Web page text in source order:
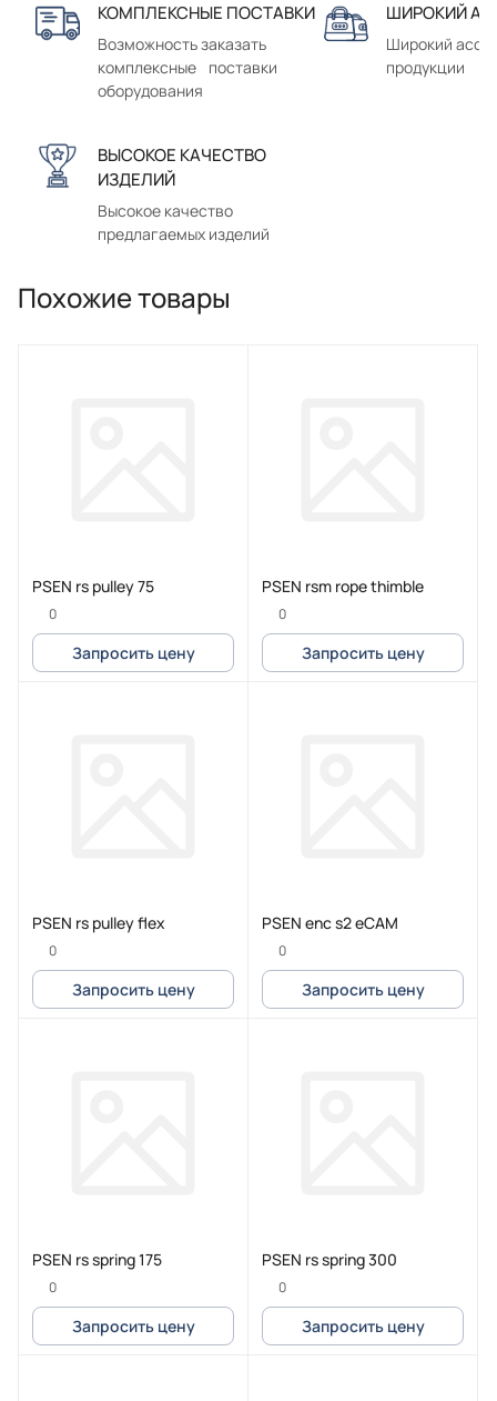
КОМПЛЕКСНЫЕ ПОСТАВКИ
Возможность заказать
комплексные поставки
оборудования
ШИРОКИЙ
Широкий
продукции
ВЫСОКОЕ КАЧЕСТВО
ИЗДЕЛИЙ
Высокое качество
предлагаемых изделий
Похожие товары
PSEN rs pulley 75
0
Запросить цену
PSEN rsm rope thimble
0
Запросить цену
PSEN rs pulley flex
0
Запросить цену
PSEN enc s2 eCAM
0
Запросить цену
PSEN rs spring 175
0
Запросить цену
PSEN rs spring 300
0
Запросить цену